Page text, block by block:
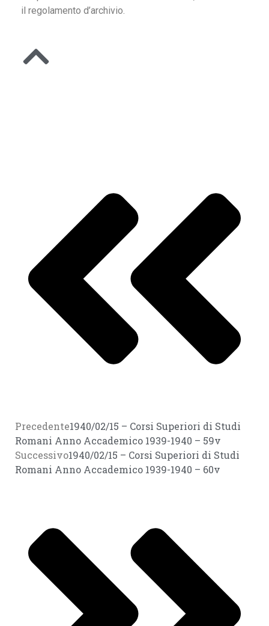
il regolamento d’archivio.
Precedente1940/02/15 – Corsi Superiori di Studi
Romani Anno Accademico 1939-1940 – 59v
Successivo1940/02/15 – Corsi Superiori di Studi
Romani Anno Accademico 1939-1940 – 60v